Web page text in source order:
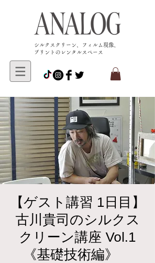
​シルクスクリーン、フィルム現像、
プリントのレンタルスペース
【ゲスト講習 1日目】
古川貴司のシルクス
クリーン講座 Vol.1
《基礎技術編》